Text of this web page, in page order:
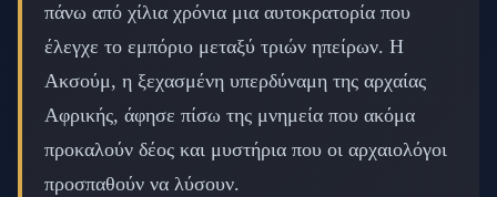
πάνω από χίλια χρόνια μια αυτοκρατορία που
έλεγχε το εμπόριο μεταξύ τριών ηπείρων. Η
Ακσούμ, η ξεχασμένη υπερδύναμη της αρχαίας
Αφρικής, άφησε πίσω της μνημεία που ακόμα
προκαλούν δέος και μυστήρια που οι αρχαιολόγοι
προσπαθούν να λύσουν.